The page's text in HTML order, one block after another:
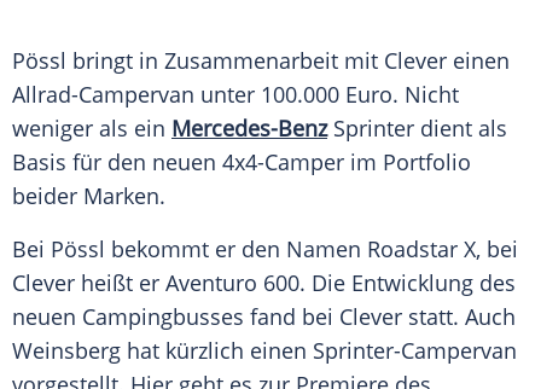
Pössl bringt in Zusammenarbeit mit Clever einen
Allrad-Campervan unter 100.000 Euro. Nicht
weniger als ein Mercedes-BenzSprinter dient als
Basis für den neuen 4x4-Camper im Portfolio
beider Marken.
Bei Pössl bekommt er den Namen Roadstar X, bei
Clever heißt er Aventuro 600. Die Entwicklung des
neuen Campingbusses fand bei Clever statt. Auch
Weinsberg hat kürzlich einen Sprinter-Campervan